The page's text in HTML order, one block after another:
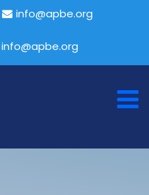
info@apbe.org
info@apbe.org